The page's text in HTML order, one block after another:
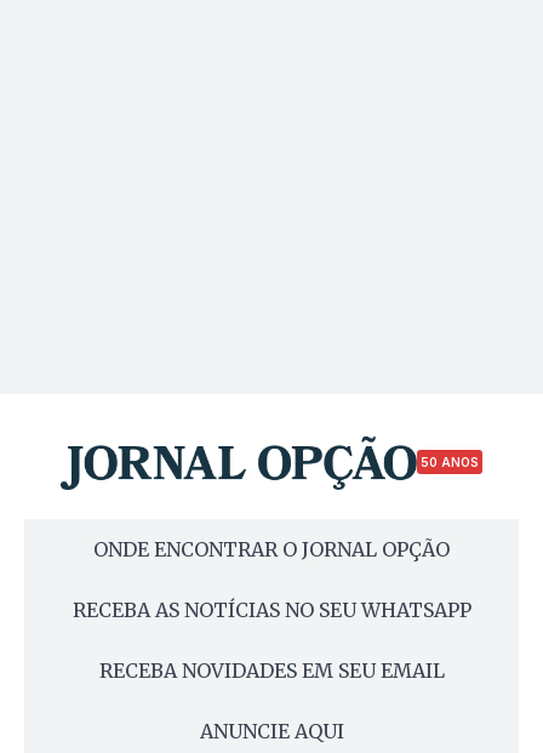
50 ANOS
ONDE ENCONTRAR O JORNAL OPÇÃO
RECEBA AS NOTÍCIAS NO SEU WHATSAPP
RECEBA NOVIDADES EM SEU EMAIL
ANUNCIE AQUI